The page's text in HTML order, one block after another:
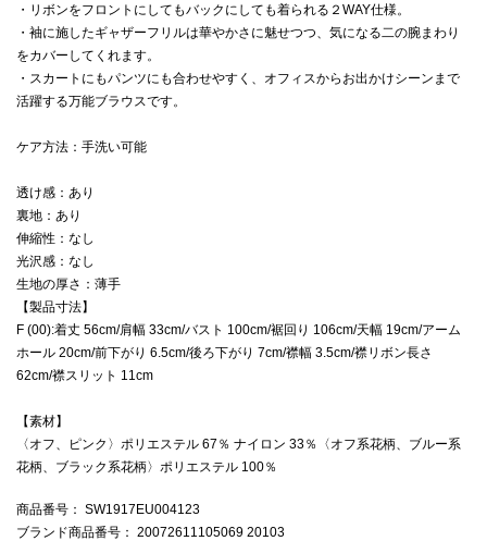
・リボンをフロントにしてもバックにしても着られる２WAY仕様。
・袖に施したギャザーフリルは華やかさに魅せつつ、気になる二の腕まわり
をカバーしてくれます。
・スカートにもパンツにも合わせやすく、オフィスからお出かけシーンまで
活躍する万能ブラウスです。
ケア方法：手洗い可能
透け感：あり
裏地：あり
伸縮性：なし
光沢感：なし
生地の厚さ：薄手
【製品寸法】
F (00):着丈 56cm/肩幅 33cm/バスト 100cm/裾回り 106cm/天幅 19cm/アーム
ホール 20cm/前下がり 6.5cm/後ろ下がり 7cm/襟幅 3.5cm/襟リボン長さ
62cm/襟スリット 11cm
【素材】
〈オフ、ピンク〉ポリエステル 67％ ナイロン 33％〈オフ系花柄、ブルー系
花柄、ブラック系花柄〉ポリエステル 100％
商品番号 ： SW1917EU004123
ブランド商品番号 ： 20072611105069 20103